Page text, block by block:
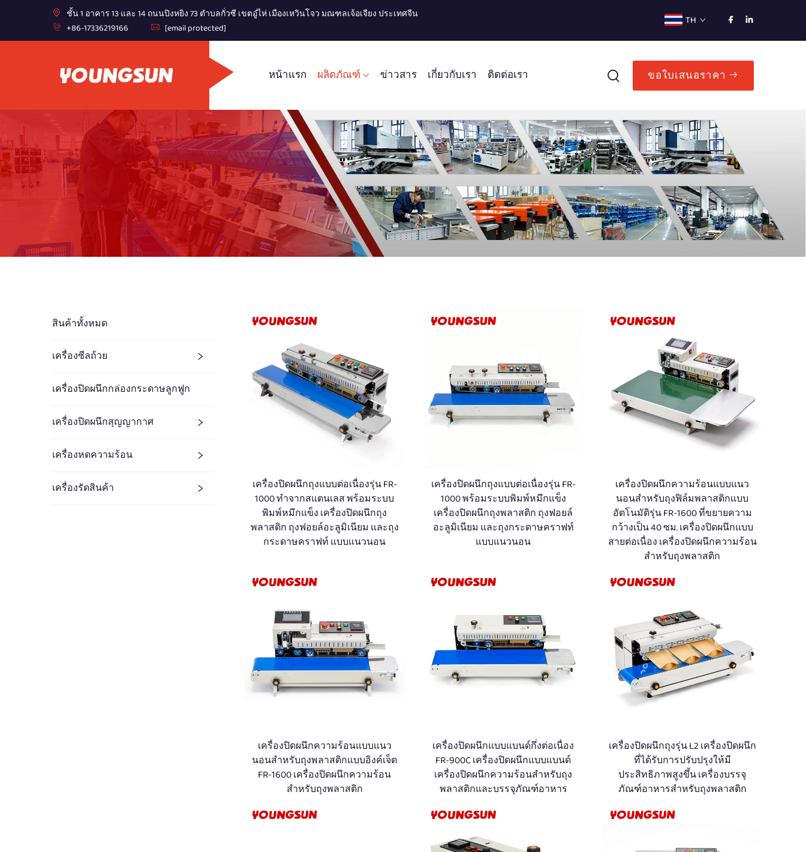
ชั้น 1 อาคาร 13 และ 14 ถนนปิงหยิง 73 ตำบลกั่วซี เขตอู๋ไห่ เมืองเหวินโจว มณฑลเจ้อเจียง ประเทศจีน
+86-17336219166
[email protected]
TH
หน้าแรก ผลิตภัณฑ์ ข่าวสาร เกี่ยวกับเรา ติดต่อเรา ขอใบเสนอราคา
สินค้าทั้งหมด
เครื่องซีลถ้วย
เครื่องปิดผนึกกล่องกระดาษลูกฟูก
เครื่องปิดผนึกสุญญากาศ
เครื่องหดความร้อน
เครื่องรัดสินค้า
เครื่องปิดผนึกถุงแบบต่อเนื่องรุ่น FR-
1000 ทำจากสแตนเลส พร้อมระบบ
พิมพ์หมึกแข็ง เครื่องปิดผนึกถุง
พลาสติก ถุงฟอยล์อะลูมิเนียม และถุง
กระดาษคราฟท์ แบบแนวนอน
เครื่องปิดผนึกถุงแบบต่อเนื่องรุ่น FR-
1000 พร้อมระบบพิมพ์หมึกแข็ง
เครื่องปิดผนึกถุงพลาสติก ถุงฟอยล์
อะลูมิเนียม และถุงกระดาษคราฟท์
แบบแนวนอน
เครื่องปิดผนึกความร้อนแบบแนว
นอนสำหรับถุงฟิล์มพลาสติกแบบ
อัตโนมัติรุ่น FR-1600 ที่ขยายความ
กว้างเป็น 40 ซม. เครื่องปิดผนึกแบบ
สายต่อเนื่อง เครื่องปิดผนึกความร้อน
สำหรับถุงพลาสติก
เครื่องปิดผนึกความร้อนแบบแนว
นอนสำหรับถุงพลาสติกแบบอิงค์เจ็ต
FR-1600 เครื่องปิดผนึกความร้อน
สำหรับถุงพลาสติก
เครื่องปิดผนึกแบบแบนด์กึ่งต่อเนื่อง
FR-900C เครื่องปิดผนึกแบบแบนด์
เครื่องปิดผนึกความร้อนสำหรับถุง
พลาสติกและบรรจุภัณฑ์อาหาร
เครื่องปิดผนึกถุงรุ่น L2 เครื่องปิดผนึก
ที่ได้รับการปรับปรุงให้มี
ประสิทธิภาพสูงขึ้น เครื่องบรรจุ
ภัณฑ์อาหารสำหรับถุงพลาสติก